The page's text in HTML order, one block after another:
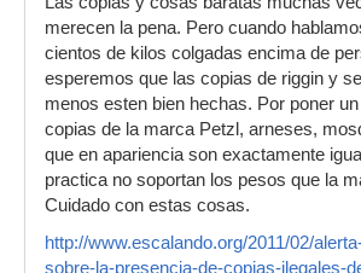
merecen la pena. Pero cuando
cientos de kilos colgadas encima de
esperemos que las copias de riggin y
menos esten bien hechas. Por poner
copias de la marca Petzl, arneses,
que en apariencia son exactamente
practica no soportan los pesos que la
Cuidado con estas cosas.
http://www.escalando.org/2011/02/
sobre-la-presencia-de-copias-ilegales-